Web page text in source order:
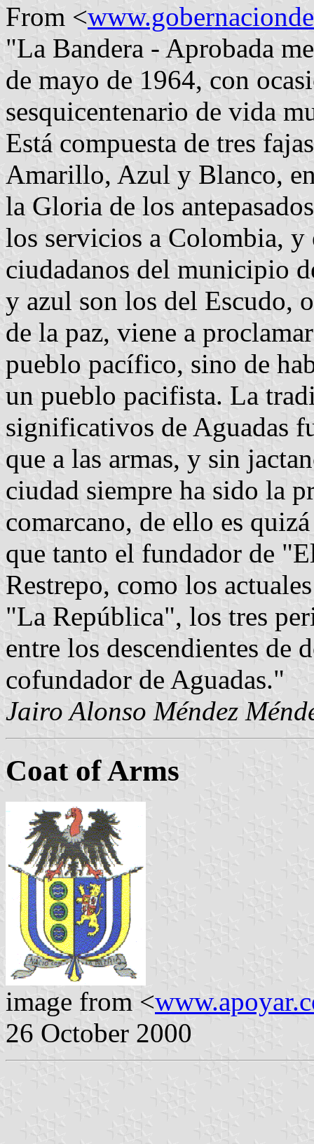
From <
"La Bandera - Aprobada
de mayo de 1964, con
sesquicentenario de vida
Está compuesta de tres
Amarillo, Azul y Blanco,
la Gloria de los
los servicios a Colombia,
ciudadanos del municipio
y azul son los del Escudo,
de la paz, viene a
pueblo pacífico, sino de
un pueblo pacifista. La
significativos de Aguadas
que a las armas, y sin
ciudad siempre ha sido la
comarcano, de ello es
que tanto el fundador de
Restrepo, como los
"La República", los tres
entre los descendientes de
cofundador de Aguadas."
Jairo Alonso Méndez
Coat of Arms
image from <
26 October 2000